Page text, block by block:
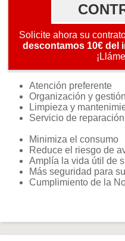
Solicite ahora su
descontamos 10€ del
Atención preferente
Organización y
Limpieza y
Servicio de
Minimiza el consumo
Reduce el riesgo de
Amplía la vida útil de
Más seguridad para
Cumplimiento de la